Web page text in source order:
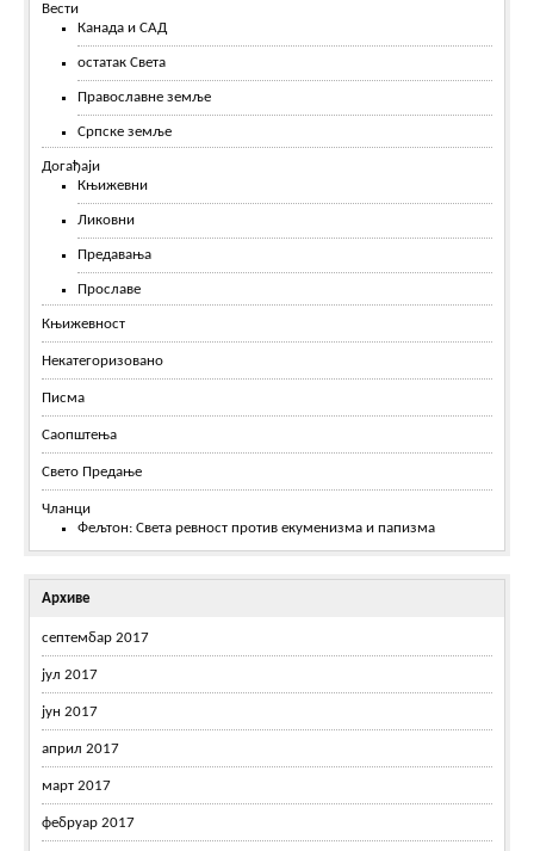
Вести
Канада и САД
остатак Света
Православне земље
Српске земље
Догађаји
Књижевни
Ликовни
Предавања
Прославе
Књижевност
Некатегоризовано
Писма
Саопштења
Свето Предање
Чланци
Фељтон: Света ревност против екуменизма и папизма
Архиве
септембар 2017
јул 2017
јун 2017
април 2017
март 2017
фебруар 2017